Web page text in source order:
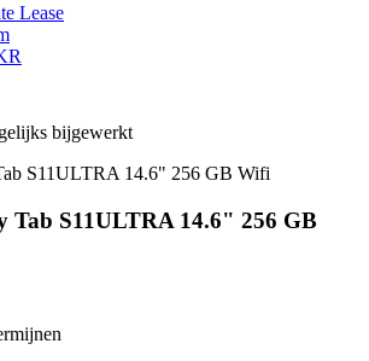
Lease
bijgewerkt
Tab S11ULTRA 14.6" 256 GB